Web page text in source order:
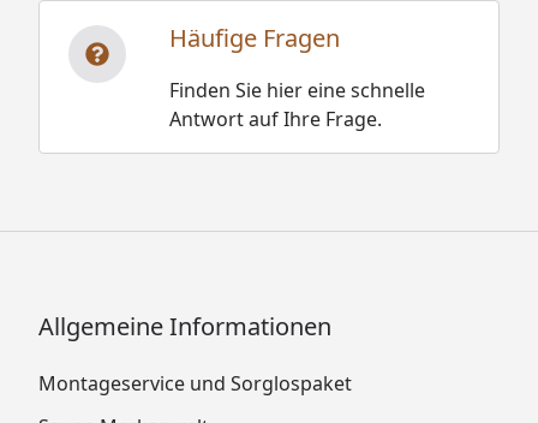
Häufige Fragen
Finden Sie hier eine schnelle
Antwort auf Ihre Frage.
Allgemeine Informationen
Montageservice und Sorglospaket